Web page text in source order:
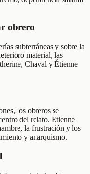
obrero
subterráneas y sobre la
material, las
Chaval y Étienne
los obreros se
del relato. Étienne
la frustración y los
y anarquismo.